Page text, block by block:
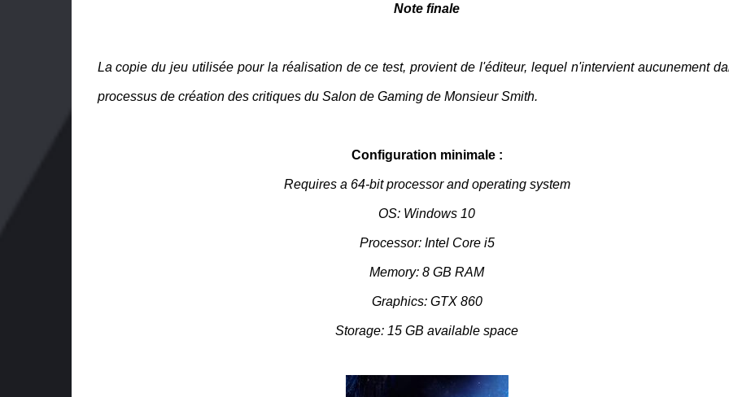
Note finale
La copie du jeu utilisée pour la réalisation de ce test, provient de l'éditeur, lequel n'intervient aucunement
processus de création des critiques du Salon de Gaming de Monsieur Smith.
Configuration minimale :
Requires a 64-bit processor and operating system
OS: Windows 10
Processor: Intel Core i5
Memory: 8 GB RAM
Graphics: GTX 860
Storage: 15 GB available space